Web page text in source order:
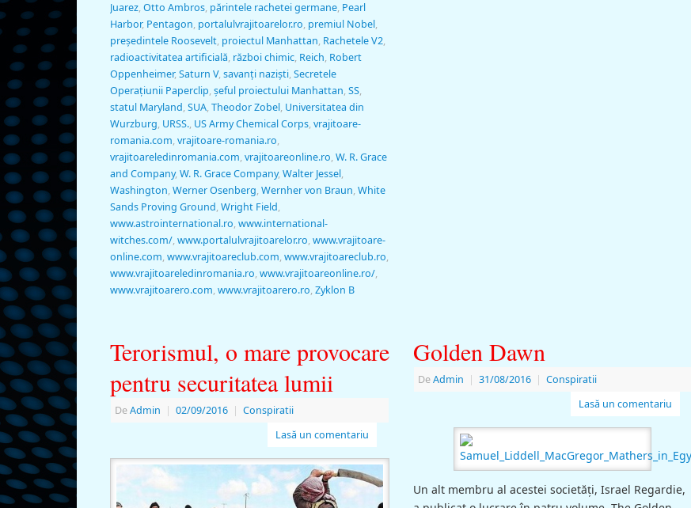
Juarez,Otto Ambros, părintele rachetei germane, Pearl
Harbor, Pentagon, portalulvrajitoarelor.ro, premiul Nobel,
preşedintele Roosevelt, proiectul Manhattan, Rachetele V2,
radioactivitatea artificială, război chimic, Reich, Robert
Oppenheimer,Saturn V,savanţi nazişti,Secretele
Operaţiunii Paperclip,şeful proiectului Manhattan,SS,
statul Maryland,SUA,Theodor Zobel, Universitatea din
Wurzburg, URSS., US Army Chemical Corps,vrajitoare-
romania.com,vrajitoare-romania.ro,
vrajitoareledinromania.com,vrajitoareonline.ro,W. R. Grace
and Company,W. R. Grace Company,Walter Jessel,
Washington,Werner Osenberg,Wernher von Braun,White
Sands Proving Ground,Wright Field,
www.astrointernational.ro,www.international-
witches.com/,www.portalulvrajitoarelor.ro,www.vrajitoare-
online.com,www.vrajitoareclub.com,www.vrajitoareclub.ro,
www.vrajitoareledinromania.ro,www.vrajitoareonline.ro/,
www.vrajitoarero.com,www.vrajitoarero.ro,Zyklon B
Terorismul, o mare provocare
pentru securitatea lumii
DeAdmin | 02/09/2016 | Conspiratii
Lasă un comentariu
Golden Dawn
DeAdmin | 31/08/2016 | Conspiratii
Lasă un comentariu
Un alt membru al acestei societăţi, Israel Regardie,